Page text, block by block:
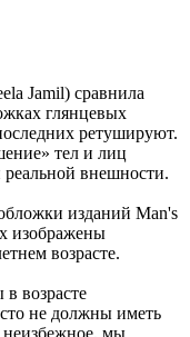
Jamil) сравнила
глянцевых
ретушируют.
тел и лиц
внешности.
изданий Man's
изображены
возрасте.
возрасте
не должны иметь
неизбежное, мы